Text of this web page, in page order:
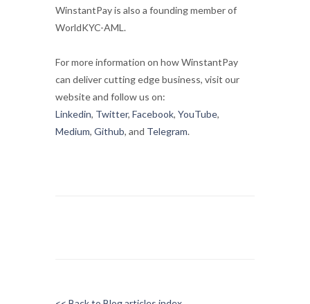
WinstantPay is also a founding member of
WorldKYC-AML.
For more information on how WinstantPay
can deliver cutting edge business, visit our
website and follow us on:
Linkedin, Twitter, Facebook, YouTube,
Medium, Github, and Telegram.